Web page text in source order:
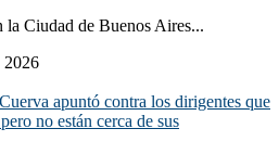
Ciudad de Buenos Aires...
2026
apuntó contra los dirigentes que
no están cerca de sus